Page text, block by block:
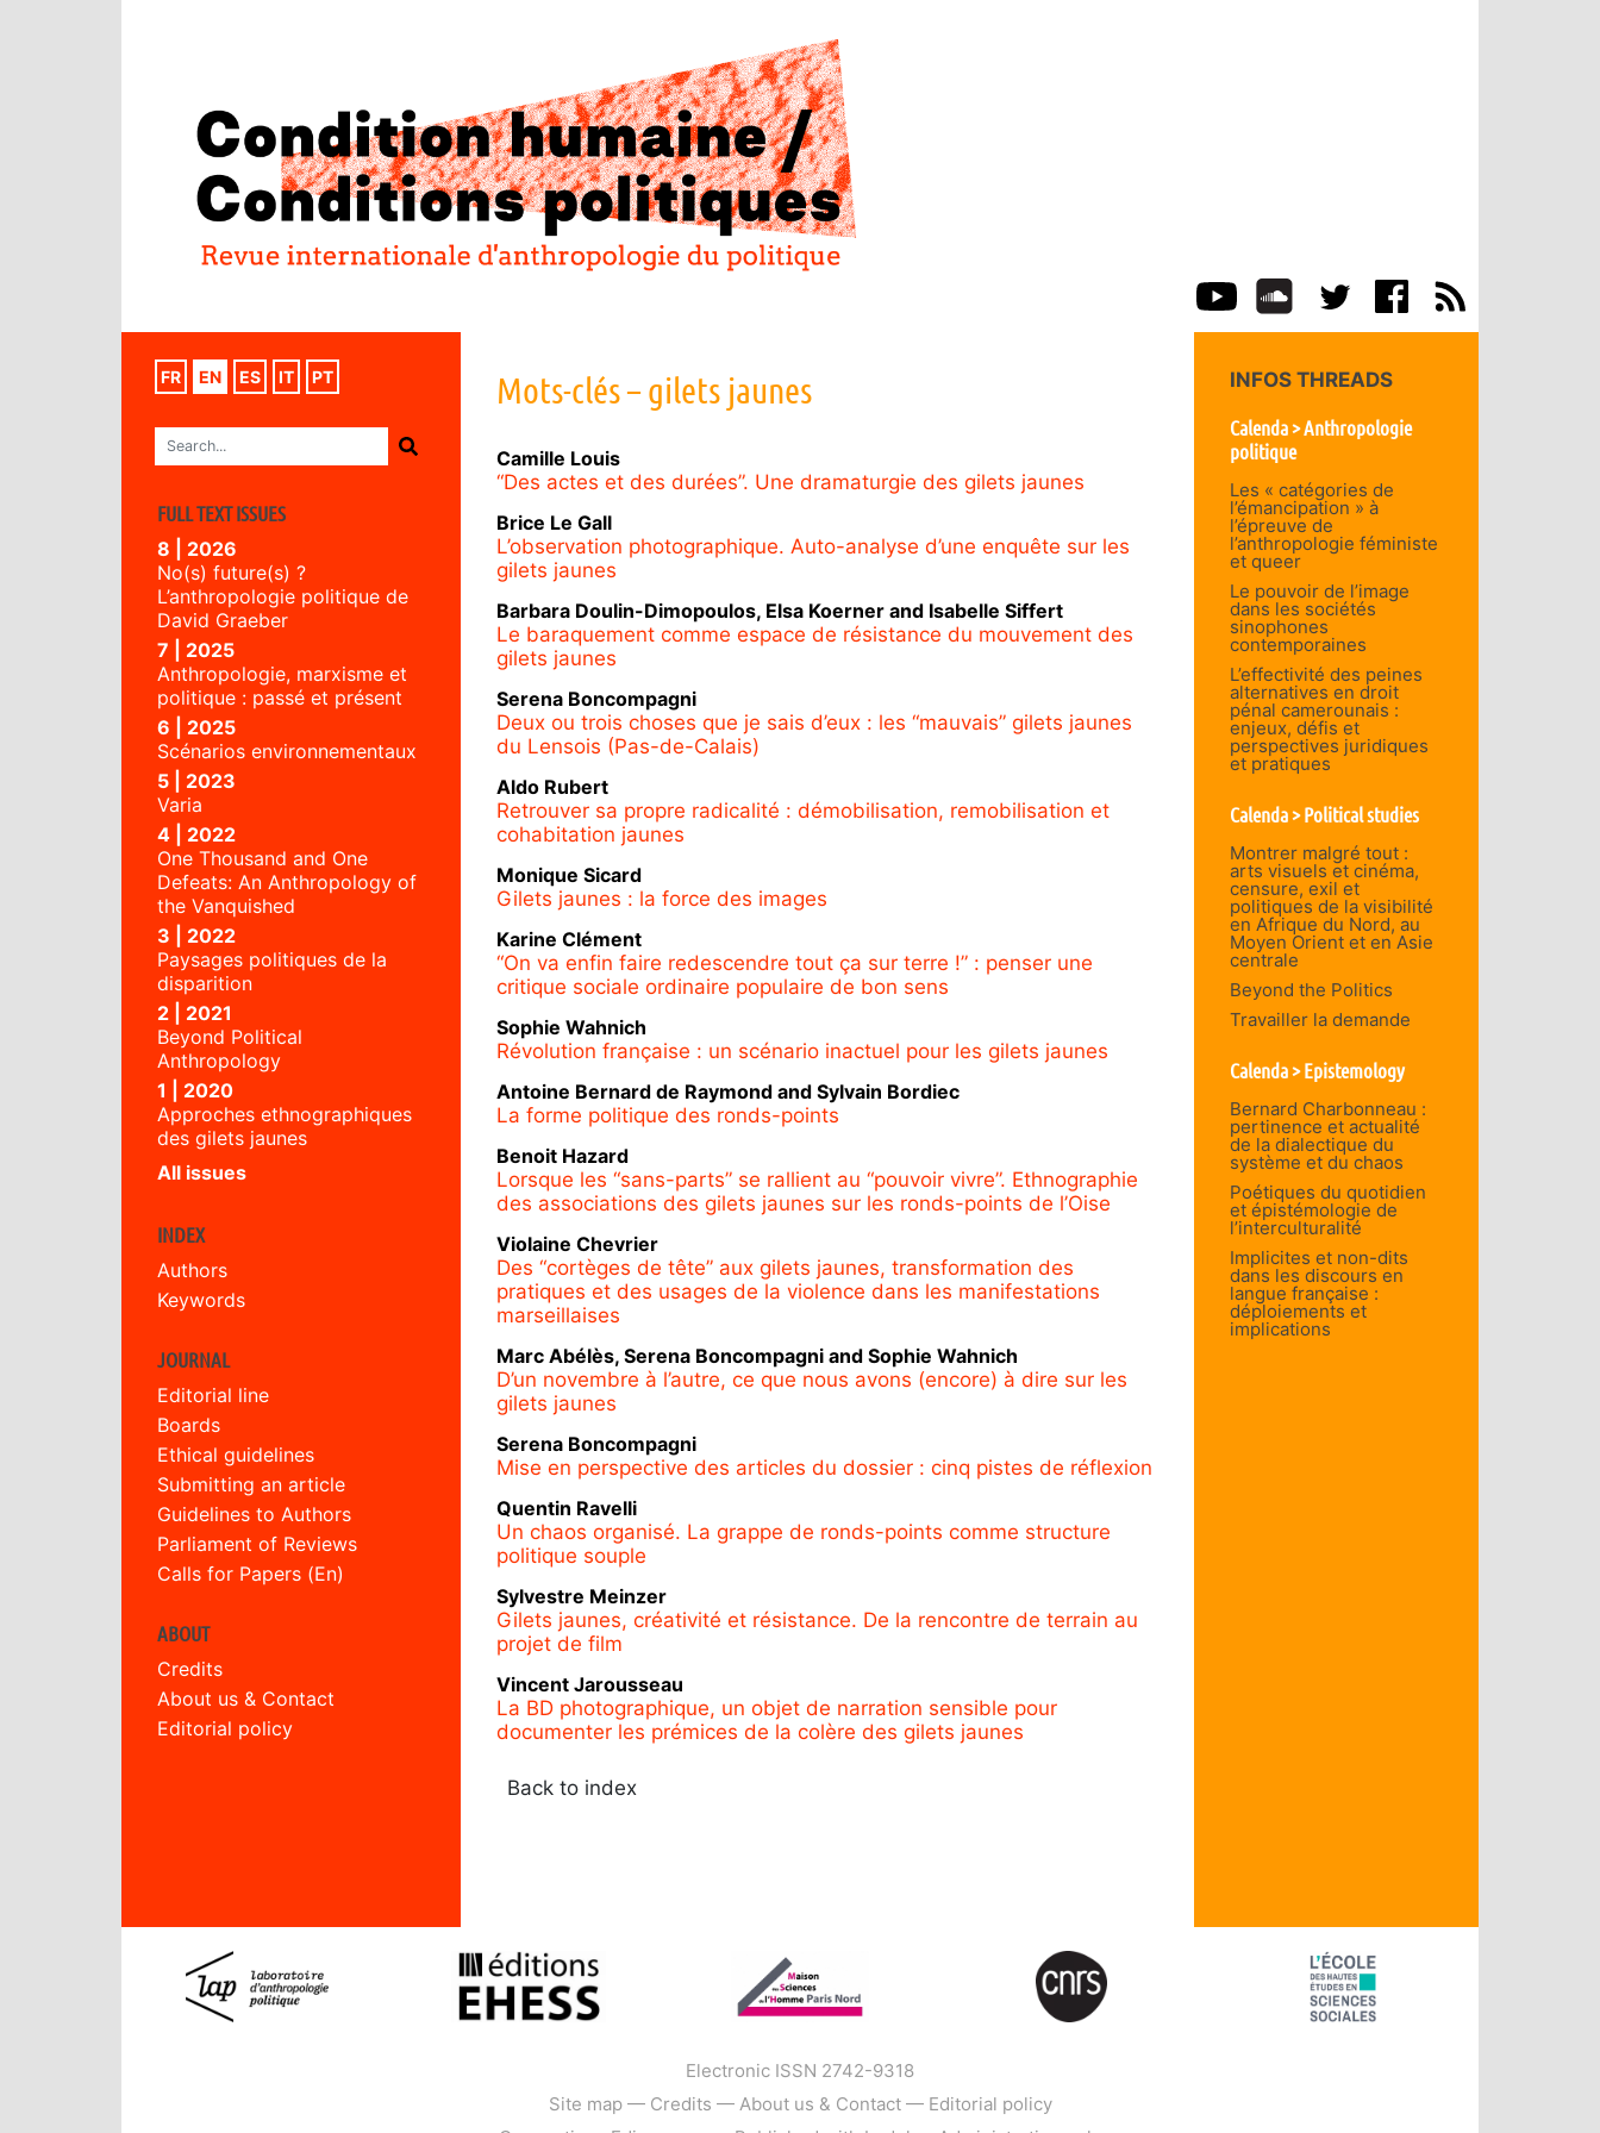
FR EN ES IT PT
FULL TEXT ISSUES
8 | 2026
No(s) future(s) ?
L’anthropologie politique de
David Graeber
7 | 2025
Anthropologie, marxisme et
politique : passé et présent
6 | 2025
Scénarios environnementaux
5 | 2023
Varia
4 | 2022
One Thousand and One
Defeats: An Anthropology of
the Vanquished
3 | 2022
Paysages politiques de la
disparition
2 | 2021
Beyond Political
Anthropology
1 | 2020
Approches ethnographiques
des gilets jaunes
All issues
INDEX
Authors
Keywords
JOURNAL
Editorial line
Boards
Ethical guidelines
Submitting an article
Guidelines to Authors
Parliament of Reviews
Calls for Papers (En)
ABOUT
Credits
About us & Contact
Editorial policy
Mots-clés – gilets jaunes
Camille Louis
“Des actes et des durées”. Une dramaturgie des gilets jaunes
Brice Le Gall
L’observation photographique. Auto-analyse d’une enquête sur les
gilets jaunes
Barbara Doulin-Dimopoulos, Elsa Koerner and Isabelle Siffert
Le baraquement comme espace de résistance du mouvement des
gilets jaunes
Serena Boncompagni
Deux ou trois choses que je sais d’eux : les “mauvais” gilets jaunes
du Lensois (Pas-de-Calais)
Aldo Rubert
Retrouver sa propre radicalité : démobilisation, remobilisation et
cohabitation jaunes
Monique Sicard
Gilets jaunes : la force des images
Karine Clément
“On va enfin faire redescendre tout ça sur terre !” : penser une
critique sociale ordinaire populaire de bon sens
Sophie Wahnich
Révolution française : un scénario inactuel pour les gilets jaunes
Antoine Bernard de Raymond and Sylvain Bordiec
La forme politique des ronds-points
Benoit Hazard
Lorsque les “sans-parts” se rallient au “pouvoir vivre”. Ethnographie
des associations des gilets jaunes sur les ronds-points de l’Oise
Violaine Chevrier
Des “cortèges de tête” aux gilets jaunes, transformation des
pratiques et des usages de la violence dans les manifestations
marseillaises
Marc Abélès, Serena Boncompagni and Sophie Wahnich
D’un novembre à l’autre, ce que nous avons (encore) à dire sur les
gilets jaunes
Serena Boncompagni
Mise en perspective des articles du dossier : cinq pistes de réflexion
Quentin Ravelli
Un chaos organisé. La grappe de ronds-points comme structure
politique souple
Sylvestre Meinzer
Gilets jaunes, créativité et résistance. De la rencontre de terrain au
projet de film
Vincent Jarousseau
La BD photographique, un objet de narration sensible pour
documenter les prémices de la colère des gilets jaunes
Back to index
INFOS THREADS
Calenda > Anthropologie
politique
Les « catégories de
l’émancipation » à
l’épreuve de
l’anthropologie féministe
et queer
Le pouvoir de l’image
dans les sociétés
sinophones
contemporaines
L’effectivité des peines
alternatives en droit
pénal camerounais :
enjeux, défis et
perspectives juridiques
et pratiques
Calenda > Political studies
Montrer malgré tout :
arts visuels et cinéma,
censure, exil et
politiques de la visibilité
en Afrique du Nord, au
Moyen Orient et en Asie
centrale
Beyond the Politics
Travailler la demande
Calenda > Epistemology
Bernard Charbonneau :
pertinence et actualité
de la dialectique du
système et du chaos
Poétiques du quotidien
et épistémologie de
l’interculturalité
Implicites et non-dits
dans les discours en
langue française :
déploiements et
implications
Electronic ISSN 2742-9318
Site map— Credits — About us & Contact— Editorial policy